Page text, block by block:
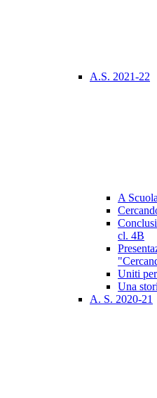
A.S. 2021-22
A
cl. 4B
Uniti
Una
A. S. 2020-21